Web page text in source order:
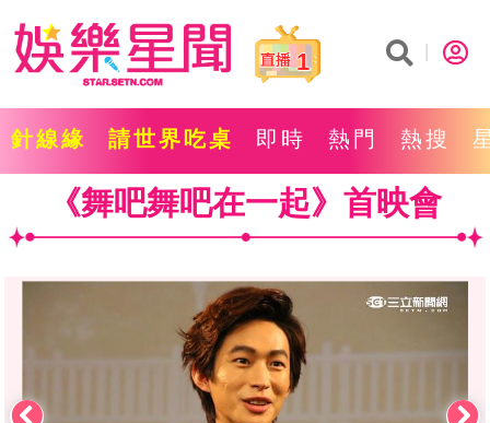
1
針線緣 請世界吃桌 即時 熱門 熱搜
《舞吧舞吧在一起》首映會